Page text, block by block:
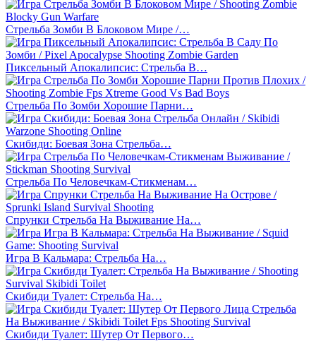
Стрельба Зомби В Блоковом Мире /…
Пиксельный Апокалипсис: Стрельба В…
Стрельба По Зомби Хорошие Парни…
Скибиди: Боевая Зона Стрельба…
Стрельба По Человечкам-Стикменам…
Спрунки Стрельба На Выживание На…
Игра В Кальмара: Стрельба На…
Скибиди Туалет: Стрельба На…
Скибиди Туалет: Шутер От Первого…